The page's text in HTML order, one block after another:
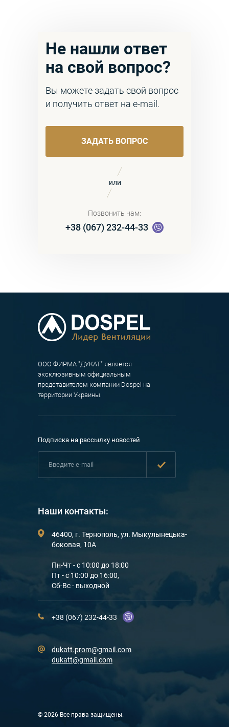
Не нашли ответ
на свой вопрос?
Вы можете задать свой вопрос
и получить ответ на e-mail.
ЗАДАТЬ ВОПРОС
или
Позвонить нам:
+38 (067) 232-44-33
ООО ФИРМА "ДУКАТ" является
эксклюзивным официальным
представителем компании Dospel на
территории Украины.
Подписка на рассылку новостей
Наши контакты:
46400, г. Тернополь, ул. Мыкулынецька-
боковая, 10А
Пн-Чт - c 10:00 до 18:00
Пт - с 10:00 до 16:00,
Сб-Вс - выходной
+38 (067) 232-44-33
dukatt.prom@gmail.com
dukatt@gmail.com
© 2026 Все права защищены.